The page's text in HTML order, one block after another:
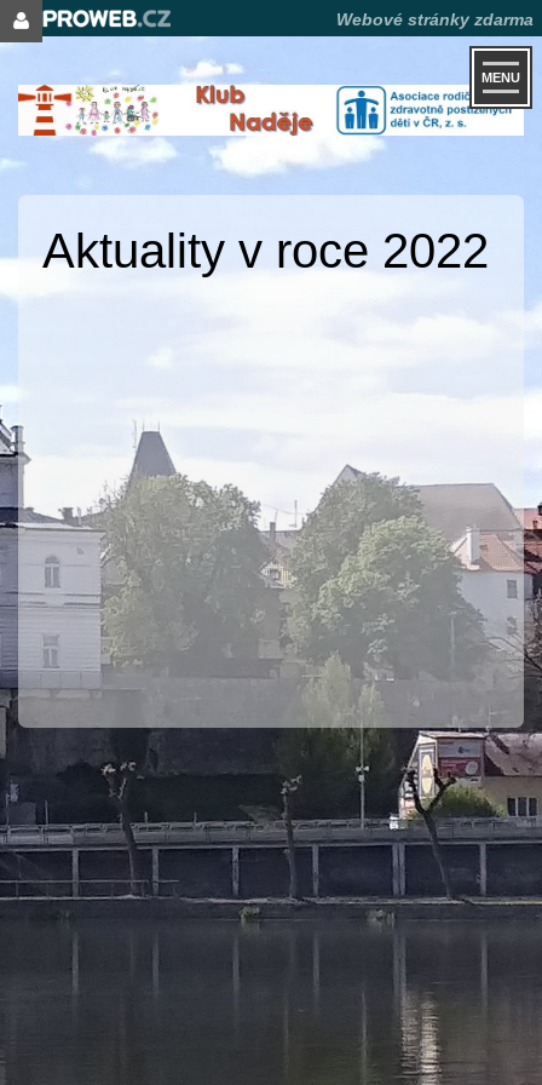
MENU
Aktuality v roce 2022
Webové stránky zdarma